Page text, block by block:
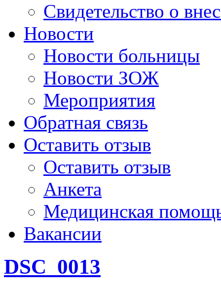
Свидетельство о
Новости
Новости больницы
Новости ЗОЖ
Мероприятия
Обратная связь
Оставить отзыв
Оставить отзыв
Анкета
Медицинская
Вакансии
DSC_0013